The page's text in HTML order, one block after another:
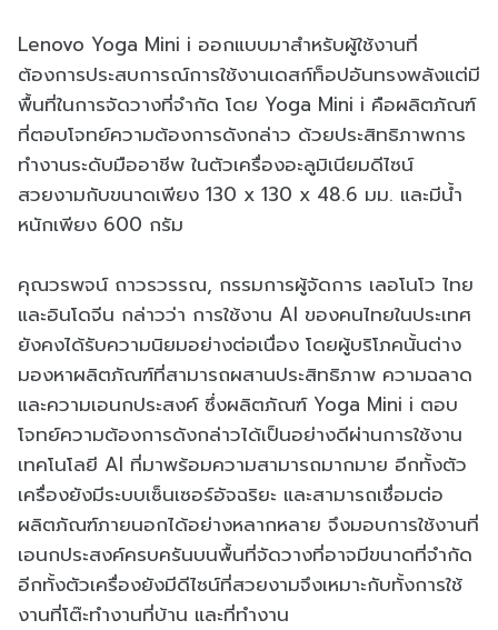
Lenovo Yoga Mini i ออกแบบมาสำหรับผู้ใช้งานที่
ต้องการประสบการณ์การใช้งานเดสก์ท็อปอันทรงพลังแต่มี
พื้นที่ในการจัดวางที่จำกัด โดย Yoga Mini i คือผลิตภัณฑ์
ที่ตอบโจทย์ความต้องการดังกล่าว ด้วยประสิทธิภาพการ
ทำงานระดับมืออาชีพ ในตัวเครื่องอะลูมิเนียมดีไซน์
สวยงามกับขนาดเพียง 130 x 130 x 48.6 มม. และมีน้ำ
หนักเพียง 600 กรัม
คุณวรพจน์ ถาวรวรรณ, กรรมการผู้จัดการ เลอโนโว ไทย
และอินโดจีน กล่าวว่า การใช้งาน AI ของคนไทยในประเทศ
ยังคงได้รับความนิยมอย่างต่อเนื่อง โดยผู้บริโภคนั้นต่าง
มองหาผลิตภัณฑ์ที่สามารถผสานประสิทธิภาพ ความฉลาด
และความเอนกประสงค์ ซึ่งผลิตภัณฑ์ Yoga Mini i ตอบ
โจทย์ความต้องการดังกล่าวได้เป็นอย่างดีผ่านการใช้งาน
เทคโนโลยี AI ที่มาพร้อมความสามารถมากมาย อีกทั้งตัว
เครื่องยังมีระบบเซ็นเซอร์อัจฉริยะ และสามารถเชื่อมต่อ
ผลิตภัณฑ์ภายนอกได้อย่างหลากหลาย จึงมอบการใช้งานที่
เอนกประสงค์ครบครันบนพื้นที่จัดวางที่อาจมีขนาดที่จำกัด
อีกทั้งตัวเครื่องยังมีดีไซน์ที่สวยงามจึงเหมาะกับทั้งการใช้
งานที่โต๊ะทำงานที่บ้าน และที่ทำงาน